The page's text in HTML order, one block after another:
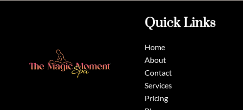
Quick Links
Home
About
Contact
Services
Pricing